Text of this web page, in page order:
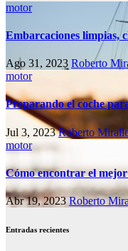
motor
Embarcaciones limpias,
Ago 31, 2023 Roberto
motor
Preparando el coche
Jul 3, 2023Roberto
motor
Cómo encontrar el
Abr 19, 2023Roberto
Entradas recientes